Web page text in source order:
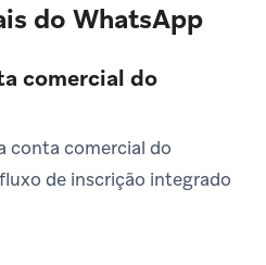
do WhatsApp
comercial do
conta comercial do
de inscrição integrado